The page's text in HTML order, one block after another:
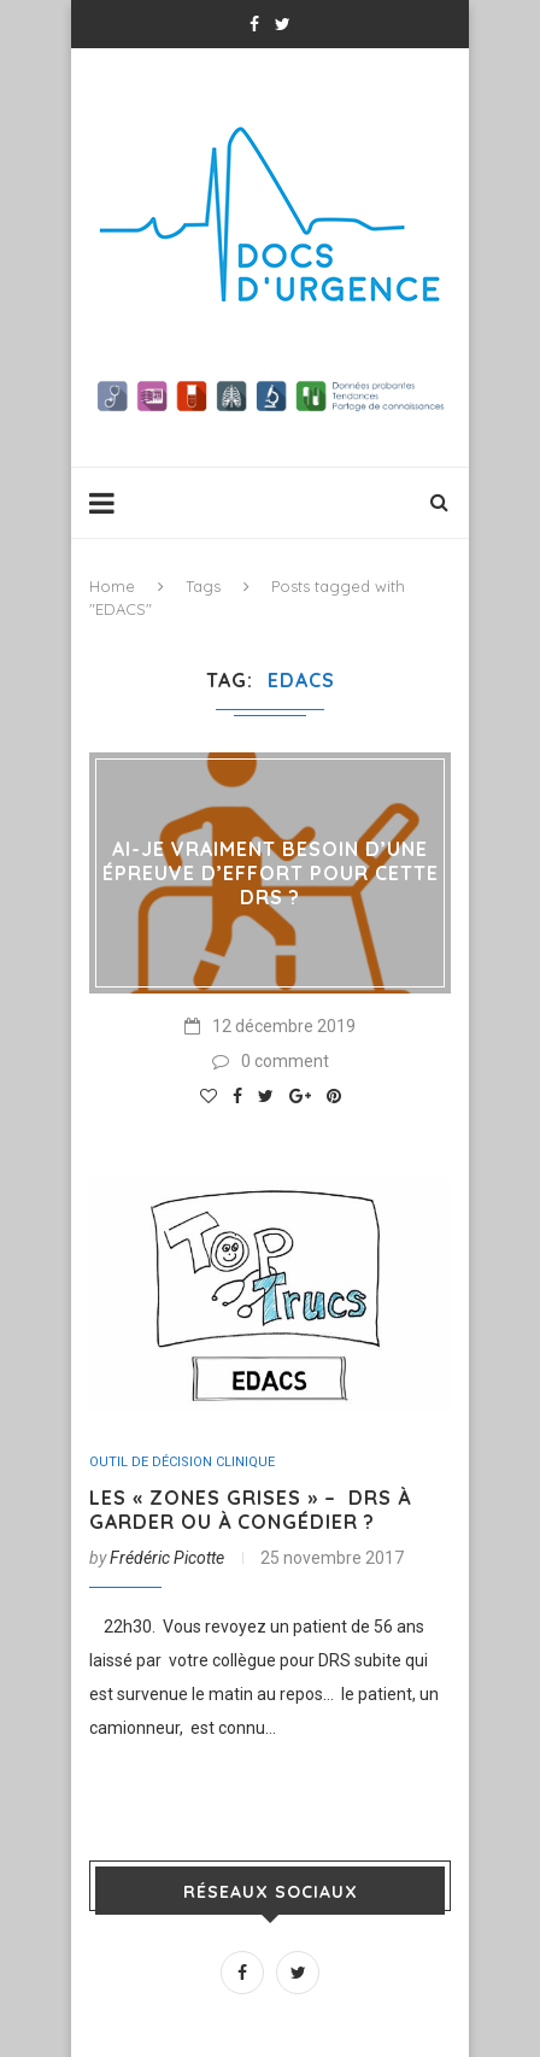
Home Tags
Posts tagged with
"EDACS"
TAG EDACS
AI-JE VRAIMENT BESOIN D’UNE
ÉPREUVE D’EFFORT POUR CETTE
DRS ?
12 décembre 2019
0 comment
OUTIL DE DÉCISION CLINIQUE
LES « ZONES GRISES » – DRS À
GARDER OU À CONGÉDIER ?
byFrédéric Picotte 25 novembre 2017
22h30. Vous revoyez un patient de 56 ans
laissé par votre collègue pour DRS subite qui
est survenue le matin au repos… le patient, un
camionneur, est connu…
RÉSEAUX SOCIAUX